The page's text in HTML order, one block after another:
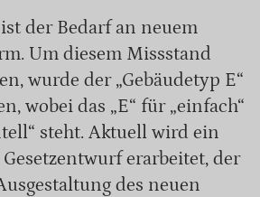
der Bedarf an neuem
Um diesem Missstand
wurde der „Gebäudetyp E“
wobei das „E“ für „einfach“
steht. Aktuell wird ein
erarbeitet, der
des neuen